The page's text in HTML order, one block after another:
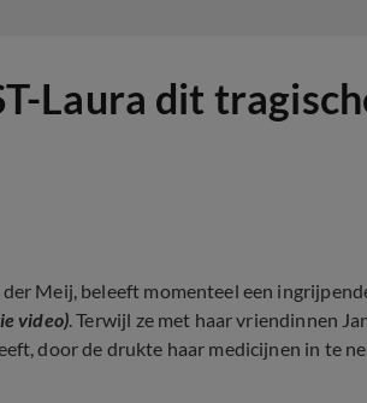
Laura dit
Meij, beleeft momenteel een
video). Terwijl ze met haar vriendinnen
door de drukte haar medicijnen in te